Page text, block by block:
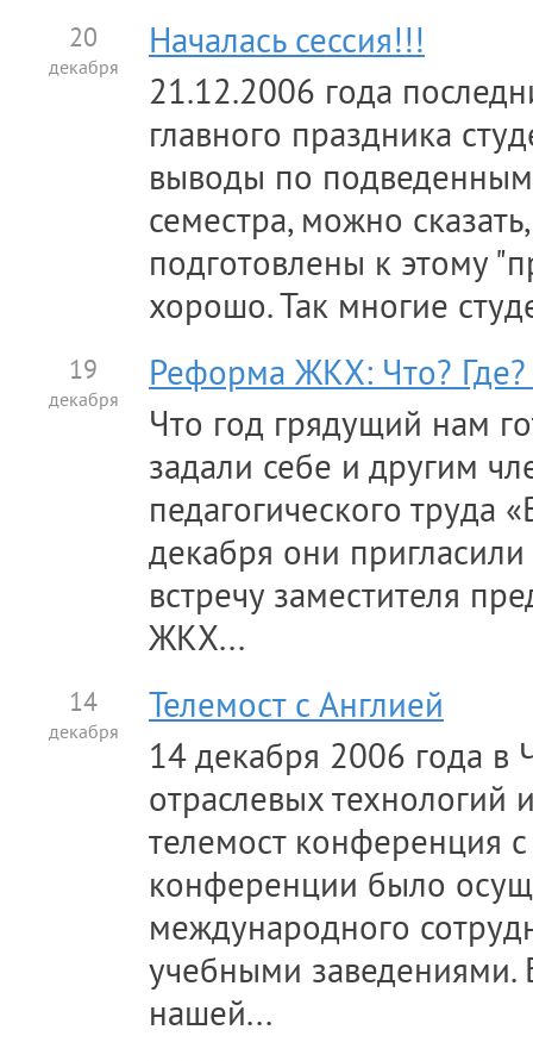
20
декабря
Началась сессия!!!
21.12.2006 года
главного праздника
выводы по
семестра, можно
подготовлены к этому
хорошо. Так многие
19
декабря
Реформа ЖКХ: Что? Где?
Что год грядущий нам
задали себе и другим
педагогического труда
декабря они
встречу заместителя
ЖКХ...
14
декабря
Телемост с Англией
14 декабря 2006 года в
отраслевых технологий
телемост конференция
конференции было
международного
учебными заведениями.
нашей...